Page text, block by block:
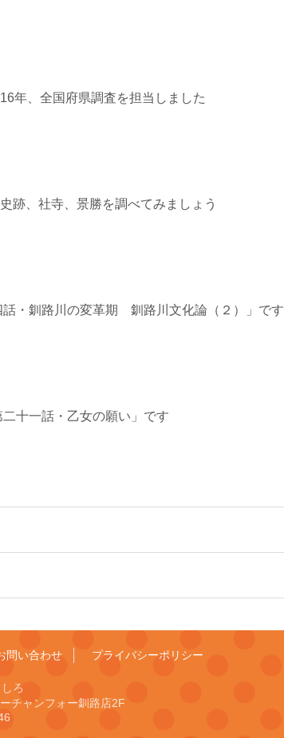
、全国府県調査を担当しました
跡、社寺、景勝を調べてみましょう
・釧路川の変革期 釧路川文化論（２）」です
十一話・乙女の願い」です
問い合わせ プライバシーポリシー
ろ
チャンフォー釧路店2F